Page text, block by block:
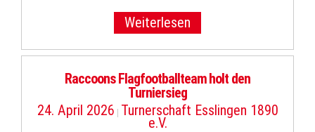
Weiterlesen
Raccoons Flagfootballteam holt den
Turniersieg
24. April 2026 | Turnerschaft Esslingen 1890
e.V.